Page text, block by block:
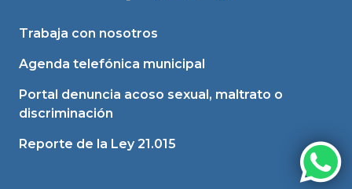
Trabaja con nosotros
Agenda telefónica municipal
Portal denuncia acoso sexual, maltrato o
discriminación
Reporte de la Ley 21.015